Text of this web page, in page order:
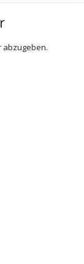
abzugeben.